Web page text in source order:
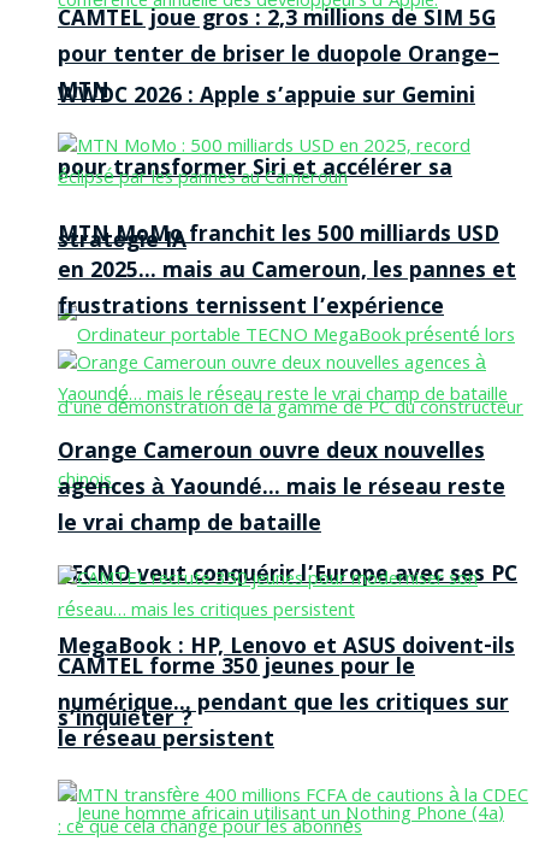
WWDC 2026 : Apple s’appuie sur Gemini
pour transformer Siri et accélérer sa
stratégie IA
TECNO veut conquérir l’Europe avec ses PC
MegaBook : HP, Lenovo et ASUS doivent-ils
s’inquiéter ?
CAMTEL joue gros : 2,3 millions de SIM 5G
pour tenter de briser le duopole Orange–
MTN
MTN MoMo franchit les 500 milliards USD
en 2025… mais au Cameroun, les pannes et
frustrations ternissent l’expérience
Orange Cameroun ouvre deux nouvelles
agences à Yaoundé… mais le réseau reste
le vrai champ de bataille
CAMTEL forme 350 jeunes pour le
numérique… pendant que les critiques sur
le réseau persistent